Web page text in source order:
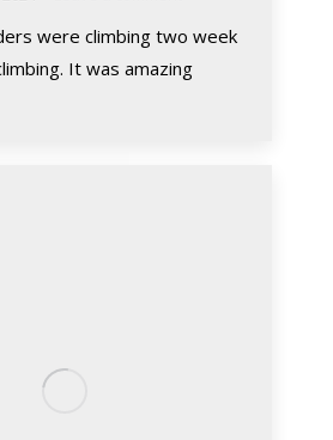
were climbing two week
It was amazing